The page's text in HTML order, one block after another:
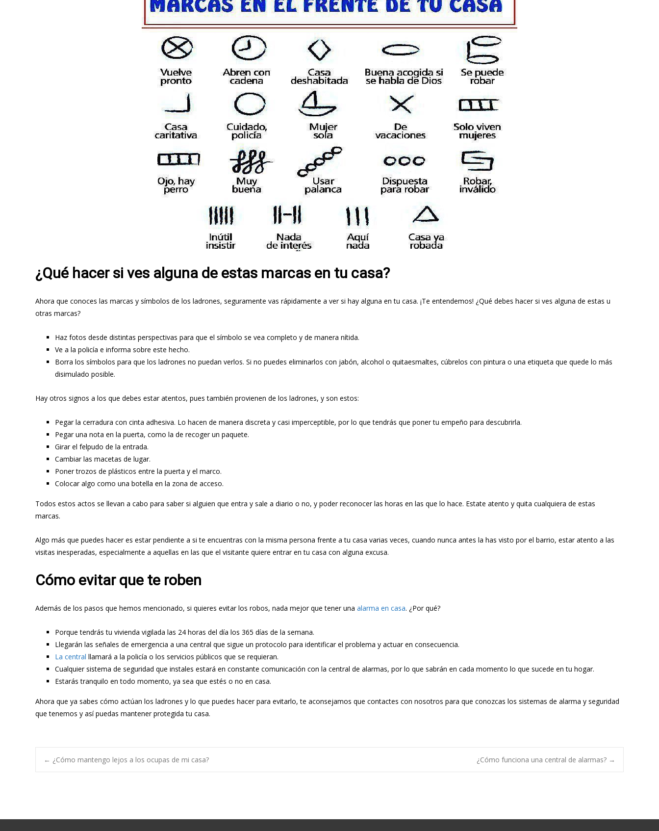
¿Qué hacer si ves alguna de estas marcas en tu casa?
Ahora que conoces las marcas y símbolos de los ladrones, seguramente vas rápidamente a ver si hay alguna en tu casa. ¡Te entendemos! ¿Qué debes hacer si ves alguna de estas u
otras marcas?
Haz fotos desde distintas perspectivas para que el símbolo se vea completo y de manera nítida.
Ve a la policía e informa sobre este hecho.
Borra los símbolos para que los ladrones no puedan verlos. Si no puedes eliminarlos con jabón, alcohol o quitaesmaltes, cúbrelos con pintura o una etiqueta que quede lo más
disimulado posible.
Hay otros signos a los que debes estar atentos, pues también provienen de los ladrones, y son estos:
Pegar la cerradura con cinta adhesiva. Lo hacen de manera discreta y casi imperceptible, por lo que tendrás que poner tu empeño para descubrirla.
Pegar una nota en la puerta, como la de recoger un paquete.
Girar el felpudo de la entrada.
Cambiar las macetas de lugar.
Poner trozos de plásticos entre la puerta y el marco.
Colocar algo como una botella en la zona de acceso.
Todos estos actos se llevan a cabo para saber si alguien que entra y sale a diario o no, y poder reconocer las horas en las que lo hace. Estate atento y quita cualquiera de estas
marcas.
Algo más que puedes hacer es estar pendiente a si te encuentras con la misma persona frente a tu casa varias veces, cuando nunca antes la has visto por el barrio, estar atento a las
visitas inesperadas, especialmente a aquellas en las que el visitante quiere entrar en tu casa con alguna excusa.
Cómo evitar que te roben
Además de los pasos que hemos mencionado, si quieres evitar los robos, nada mejor que tener una alarma en casa. ¿Por qué?
Porque tendrás tu vivienda vigilada las 24 horas del día los 365 días de la semana.
Llegarán las señales de emergencia a una central que sigue un protocolo para identificar el problema y actuar en consecuencia.
La central llamará a la policía o los servicios públicos que se requieran.
Cualquier sistema de seguridad que instales estará en constante comunicación con la central de alarmas, por lo que sabrán en cada momento lo que sucede en tu hogar.
Estarás tranquilo en todo momento, ya sea que estés o no en casa.
Ahora que ya sabes cómo actúan los ladrones y lo que puedes hacer para evitarlo, te aconsejamos que contactes con nosotros para que conozcas los sistemas de alarma y seguridad
que tenemos y así puedas mantener protegida tu casa.
Navegación
← ¿Cómo mantengo lejos a los ocupas de mi casa? ¿Cómo funciona una central de alarmas? →